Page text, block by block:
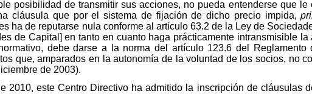
posibilidad de transmitir sus acciones, no pueda entenderse que le
cláusula que por el sistema de fijación de dicho precio impida,
ha de reputarse nula conforme al artículo 63.2 de la Ley de
de Capital] en tanto en cuanto haga prácticamente intransmisible la
debe darse a la norma del artículo 123.6 del Reglamento
que, amparados en la autonomía de la voluntad de los socios, no
de 2003).
2010, este Centro Directivo ha admitido la inscripción de cláusulas